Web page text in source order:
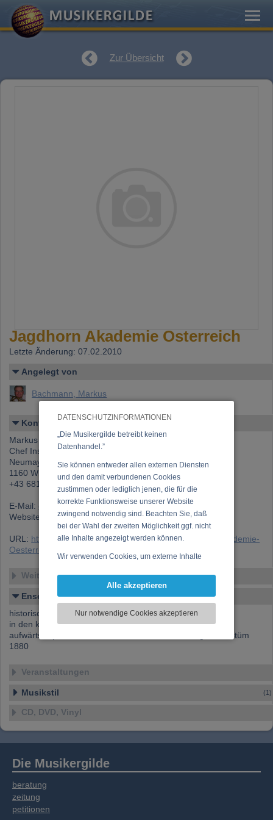
DATENSCHUTZINFORMATIONEN
„Die Musikergilde betreibt keinen
Datenhandel.”
Sie können entweder allen externen Diensten
und den damit verbundenen Cookies
zustimmen oder lediglich jenen, die für die
korrekte Funktionsweise unserer Website
zwingend notwendig sind. Beachten Sie, daß
bei der Wahl der zweiten Möglichkeit ggf. nicht
alle Inhalte angezeigt werden können.
Wir verwenden Cookies, um externe Inhalte
Funktionen für soziale Medien anbieten zu
zu analysieren. Dabei werden ggf.
Informationen zu Ihrer Verwendung unserer
soziale Medien, Werbung und Analysen
Daten zusammen, die Sie bereitgestellt haben
oder die sie im Rahmen Ihrer Nutzung der
Alle akzeptieren
Nur notwendige Cookies akzeptieren
Zur Übersicht
Jagdhorn Akademie Österreich
Letzte Änderung: 07.02.2010
Angelegt von
Bachmann, Markus
Kontakt
Markus Bachmann
Chef Instruktor
Neumayrgasse4/2
1160 Wien
+43 681 10457012
E-Mail:
office@jagdhornakadmei.at
Website:
www.jagdhornakademie.at
URL: https://www.musikergilde.at/ensemble/Jagdhorn-Akademie-
Oesterreich.htm
Weitere Ensembles
Ensemble-Details
historische und heutige Jagdmusik
in den klassischen Stimmungen B und Es, von 4 Musikern
aufwärts. Speziell für Konzerte oder Feste, im Original Kostüm
1880
Veranstaltungen
Musikstil (1)
CD, DVD, Vinyl
Die Musikergilde
beratung
zeitung
petitionen